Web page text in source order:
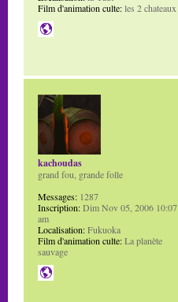
Film d'animation culte:les 2 chateaux
kachoudas
grand fou, grande folle
Messages: 1287
Inscription:Dim Nov 05, 2006 10:07
am
Localisation:Fukuoka
Film d'animation culte:La planète
sauvage